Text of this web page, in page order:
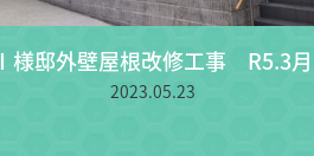
Ⅰ様邸外壁屋根改修工事 R5.3月
2023.05.23